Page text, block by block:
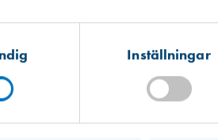
Inställningar
Mullsjö
Finns i lager